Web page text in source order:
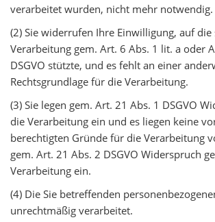
verarbeitet wurden, nicht mehr notwendig.
(2) Sie widerrufen Ihre Einwilligung, auf die
Verarbeitung gem. Art. 6 Abs. 1 lit. a oder
DSGVO stützte, und es fehlt an einer
Rechtsgrundlage für die Verarbeitung.
(3) Sie legen gem. Art. 21 Abs. 1 DSGVO
die Verarbeitung ein und es liegen keine
berechtigten Gründe für die Verarbeitung
gem. Art. 21 Abs. 2 DSGVO Widerspruch
Verarbeitung ein.
(4) Die Sie betreffenden
unrechtmäßig verarbeitet.